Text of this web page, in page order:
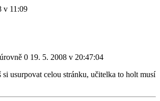
v 11:09
19. 5. 2008 v 20:47:04
usurpovat celou stránku, učitelka to holt musí